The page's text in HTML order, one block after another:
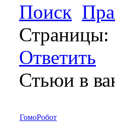
Поиск
Страницы:
Ответить
Стьюи в
ГомоРобот